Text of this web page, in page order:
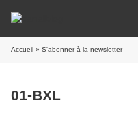
Accueil » S'abonner à la newsletter
01-BXL